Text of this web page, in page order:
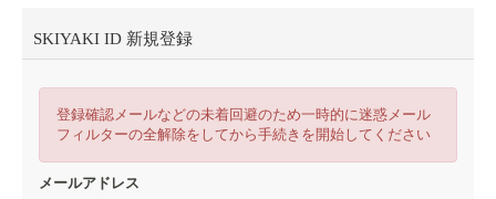
SKIYAKI ID 新規登録
登録確認メールなどの未着回避のため一時的に迷惑メール
フィルターの全解除をしてから手続きを開始してください
メールアドレス